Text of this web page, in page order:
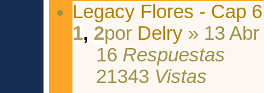
Legacy Flores - Cap
1, 2por Delry » 13
16 Respuestas
21343 Vistas